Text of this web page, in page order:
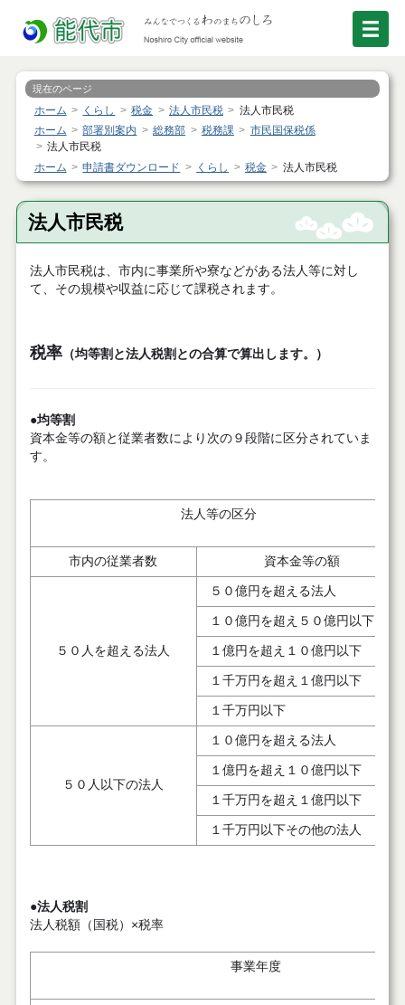
現在のページ
ホーム くらし 税金 法人市民税
法人市民税
ホーム
部署別案内 総務部 税務課
市民国保税係
法人市民税
ホーム
申請書ダウンロード くらし 税金 法人市民税
法人市民税
法人市民税は、市内に事業所や寮などがある法人等に対し
て、その規模や収益に応じて課税されます。
税率（均等割と法人税割との合算で算出します。）
●均等割
資本金等の額と従業者数により次の９段階に区分されていま
す。
法人等の区分
市内の従業者数 資本金等の額
５０人を超える法人
５０億円を超える法人
１０億円を超え５０億円以下
１億円を超え１０億円以下
１千万円を超え１億円以下
１千万円以下
５０人以下の法人
１０億円を超える法人
１億円を超え１０億円以下
１千万円を超え１億円以下
１千万円以下その他の法人
●法人税割
法人税額（国税）×税率
事業年度